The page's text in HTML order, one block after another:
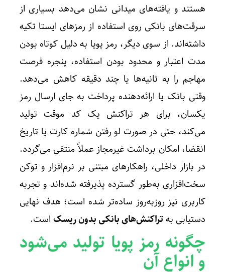
هستند و یافته‌های میدانی نشان می‌دهد بسیاری از
سرقت‌های بانکی روی استفاده از رمزهای ایستا تکیه
داشته‌اند. از سوی دیگر، رمز پویا به دلیل کوتاه بودن
مدت اعتبار و محدود بودن استفاده، پنجره فرصت
مهاجم را به ثانیه‌ها یا چند دقیقه کاهش می‌دهد.
وقتی بانک یا ارائه‌دهنده پرداخت به جای ارسال رمز
یکسان، برای هر تراکنش یک کد موقت تولید
می‌کند، حتی در صورت لو رفتن شماره کارت یا تاریخ
انقضا، امکان برداشت غیرمجاز عملاً منتفی می‌گردد.
در بازار داخلی، راهکارهای مبتنی بر نرم‌افزار و توکن
سخت‌افزاری به‌طور گسترده پذیرفته شده‌اند و تجربه
کاربری نیز روزبه‌روز ساده‌تر شده است؛ هدف نهایی
دستیابی بهتراکنش‌های بانکی بدون ریسک است.
چگونه رمز پویا تولید می‌شود
و انواع آن